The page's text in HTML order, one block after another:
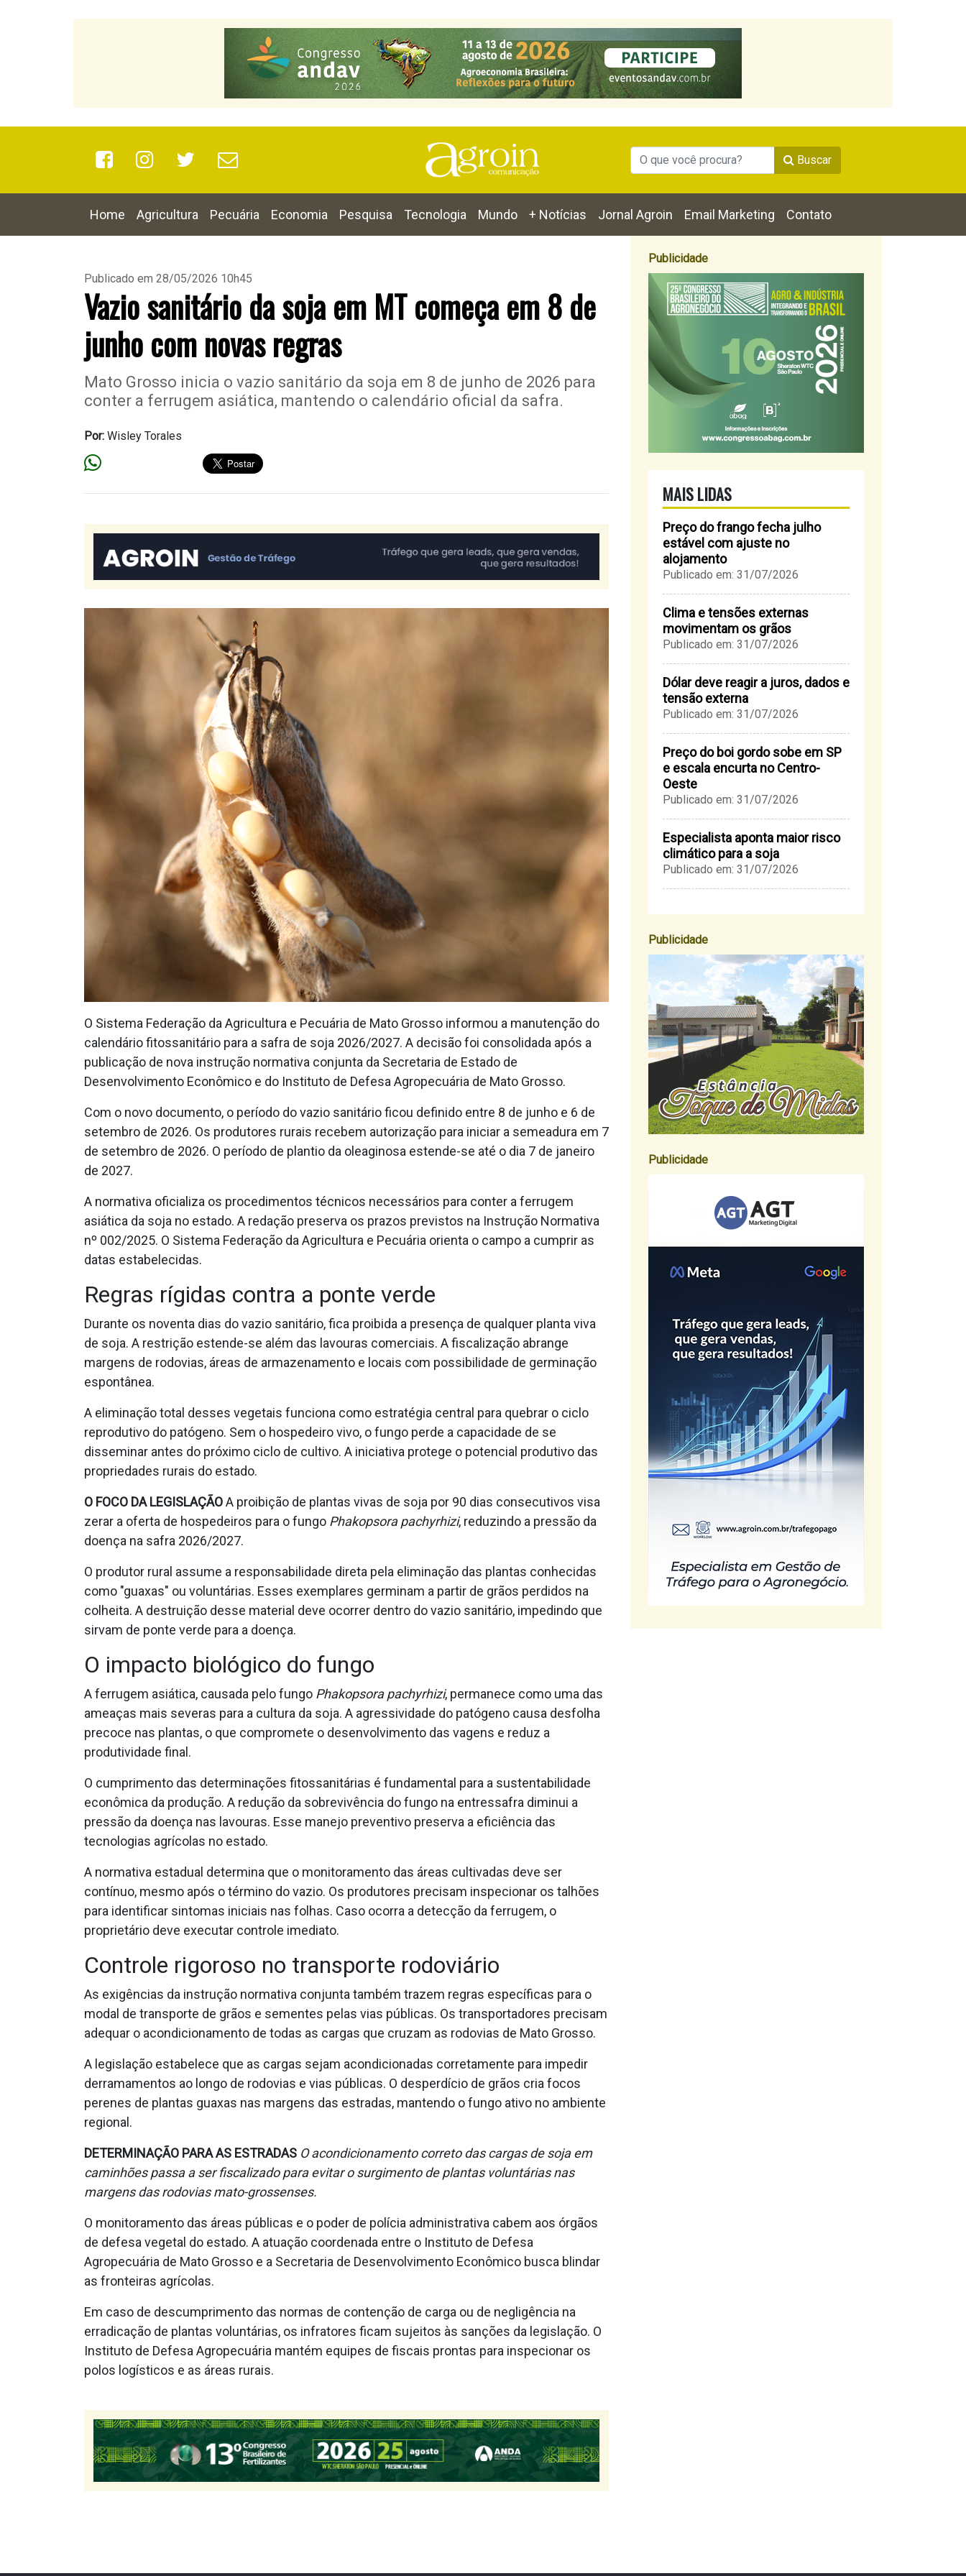
Buscar
Home Agricultura Pecuária Economia Pesquisa Tecnologia Mundo + Notícias Jornal Agroin Email Marketing Contato
Publicado em 28/05/2026 10h45
Vazio sanitário da soja em MT começa em 8 de
junho com novas regras
Mato Grosso inicia o vazio sanitário da soja em 8 de junho de 2026 para
conter a ferrugem asiática, mantendo o calendário oficial da safra.
Por: Wisley Torales
O Sistema Federação da Agricultura e Pecuária de Mato Grosso informou a manutenção do
calendário fitossanitário para a safra de soja 2026/2027. A decisão foi consolidada após a
publicação de nova instrução normativa conjunta da Secretaria de Estado de
Desenvolvimento Econômico e do Instituto de Defesa Agropecuária de Mato Grosso.
Com o novo documento, o período do vazio sanitário ficou definido entre 8 de junho e 6 de
setembro de 2026. Os produtores rurais recebem autorização para iniciar a semeadura em 7
de setembro de 2026. O período de plantio da oleaginosa estende-se até o dia 7 de janeiro
de 2027.
A normativa oficializa os procedimentos técnicos necessários para conter a ferrugem
asiática da soja no estado. A redação preserva os prazos previstos na Instrução Normativa
nº 002/2025. O Sistema Federação da Agricultura e Pecuária orienta o campo a cumprir as
datas estabelecidas.
Regras rígidas contra a ponte verde
Durante os noventa dias do vazio sanitário, fica proibida a presença de qualquer planta viva
de soja. A restrição estende-se além das lavouras comerciais. A fiscalização abrange
margens de rodovias, áreas de armazenamento e locais com possibilidade de germinação
espontânea.
A eliminação total desses vegetais funciona como estratégia central para quebrar o ciclo
reprodutivo do patógeno. Sem o hospedeiro vivo, o fungo perde a capacidade de se
disseminar antes do próximo ciclo de cultivo. A iniciativa protege o potencial produtivo das
propriedades rurais do estado.
O FOCO DA LEGISLAÇÃOA proibição de plantas vivas de soja por 90 dias consecutivos visa
zerar a oferta de hospedeiros para o fungo Phakopsora pachyrhizi, reduzindo a pressão da
doença na safra 2026/2027.
O produtor rural assume a responsabilidade direta pela eliminação das plantas conhecidas
como "guaxas" ou voluntárias. Esses exemplares germinam a partir de grãos perdidos na
colheita. A destruição desse material deve ocorrer dentro do vazio sanitário, impedindo que
sirvam de ponte verde para a doença.
O impacto biológico do fungo
A ferrugem asiática, causada pelo fungo Phakopsora pachyrhizi, permanece como uma das
ameaças mais severas para a cultura da soja. A agressividade do patógeno causa desfolha
precoce nas plantas, o que compromete o desenvolvimento das vagens e reduz a
produtividade final.
O cumprimento das determinações fitossanitárias é fundamental para a sustentabilidade
econômica da produção. A redução da sobrevivência do fungo na entressafra diminui a
pressão da doença nas lavouras. Esse manejo preventivo preserva a eficiência das
tecnologias agrícolas no estado.
A normativa estadual determina que o monitoramento das áreas cultivadas deve ser
contínuo, mesmo após o término do vazio. Os produtores precisam inspecionar os talhões
para identificar sintomas iniciais nas folhas. Caso ocorra a detecção da ferrugem, o
proprietário deve executar controle imediato.
Controle rigoroso no transporte rodoviário
As exigências da instrução normativa conjunta também trazem regras específicas para o
modal de transporte de grãos e sementes pelas vias públicas. Os transportadores precisam
adequar o acondicionamento de todas as cargas que cruzam as rodovias de Mato Grosso.
A legislação estabelece que as cargas sejam acondicionadas corretamente para impedir
derramamentos ao longo de rodovias e vias públicas. O desperdício de grãos cria focos
perenes de plantas guaxas nas margens das estradas, mantendo o fungo ativo no ambiente
regional.
DETERMINAÇÃO PARA AS ESTRADAS O acondicionamento correto das cargas de soja em
caminhões passa a ser fiscalizado para evitar o surgimento de plantas voluntárias nas
margens das rodovias mato-grossenses.
O monitoramento das áreas públicas e o poder de polícia administrativa cabem aos órgãos
de defesa vegetal do estado. A atuação coordenada entre o Instituto de Defesa
Agropecuária de Mato Grosso e a Secretaria de Desenvolvimento Econômico busca blindar
as fronteiras agrícolas.
Em caso de descumprimento das normas de contenção de carga ou de negligência na
erradicação de plantas voluntárias, os infratores ficam sujeitos às sanções da legislação. O
Instituto de Defesa Agropecuária mantém equipes de fiscais prontas para inspecionar os
polos logísticos e as áreas rurais.
Publicidade
MAIS LIDAS
Preço do frango fecha julho
estável com ajuste no
alojamento
Publicado em: 31/07/2026
Clima e tensões externas
movimentam os grãos
Publicado em: 31/07/2026
Dólar deve reagir a juros, dados e
tensão externa
Publicado em: 31/07/2026
Preço do boi gordo sobe em SP
e escala encurta no Centro-
Oeste
Publicado em: 31/07/2026
Especialista aponta maior risco
climático para a soja
Publicado em: 31/07/2026
Publicidade
Publicidade